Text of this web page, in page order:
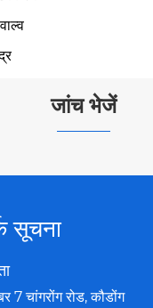
जांच भेजें
सूचना
7 चांगरोंग रोड, कौडोंग